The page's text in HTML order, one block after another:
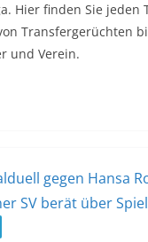
Hier finden Sie jeden
Transfergerüchten
und Verein.